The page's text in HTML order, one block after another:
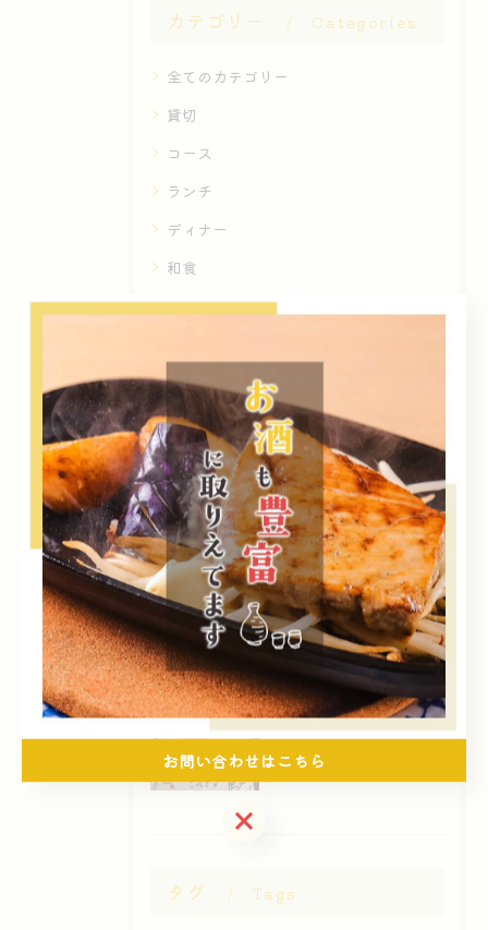
カテゴリー Categories
全てのカテゴリー
貸切
コース
ランチ
ディナー
和食
最近の投稿
Posts
2026/08/09
この優しさに感謝
2026/08/08
感謝と愛と情
2026/08/07
暑差に負けたくない
タグ Tags
お問い合わせはこちら
お問い合わせはこちら